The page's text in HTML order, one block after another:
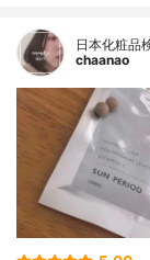
日本化粧品
chaanao